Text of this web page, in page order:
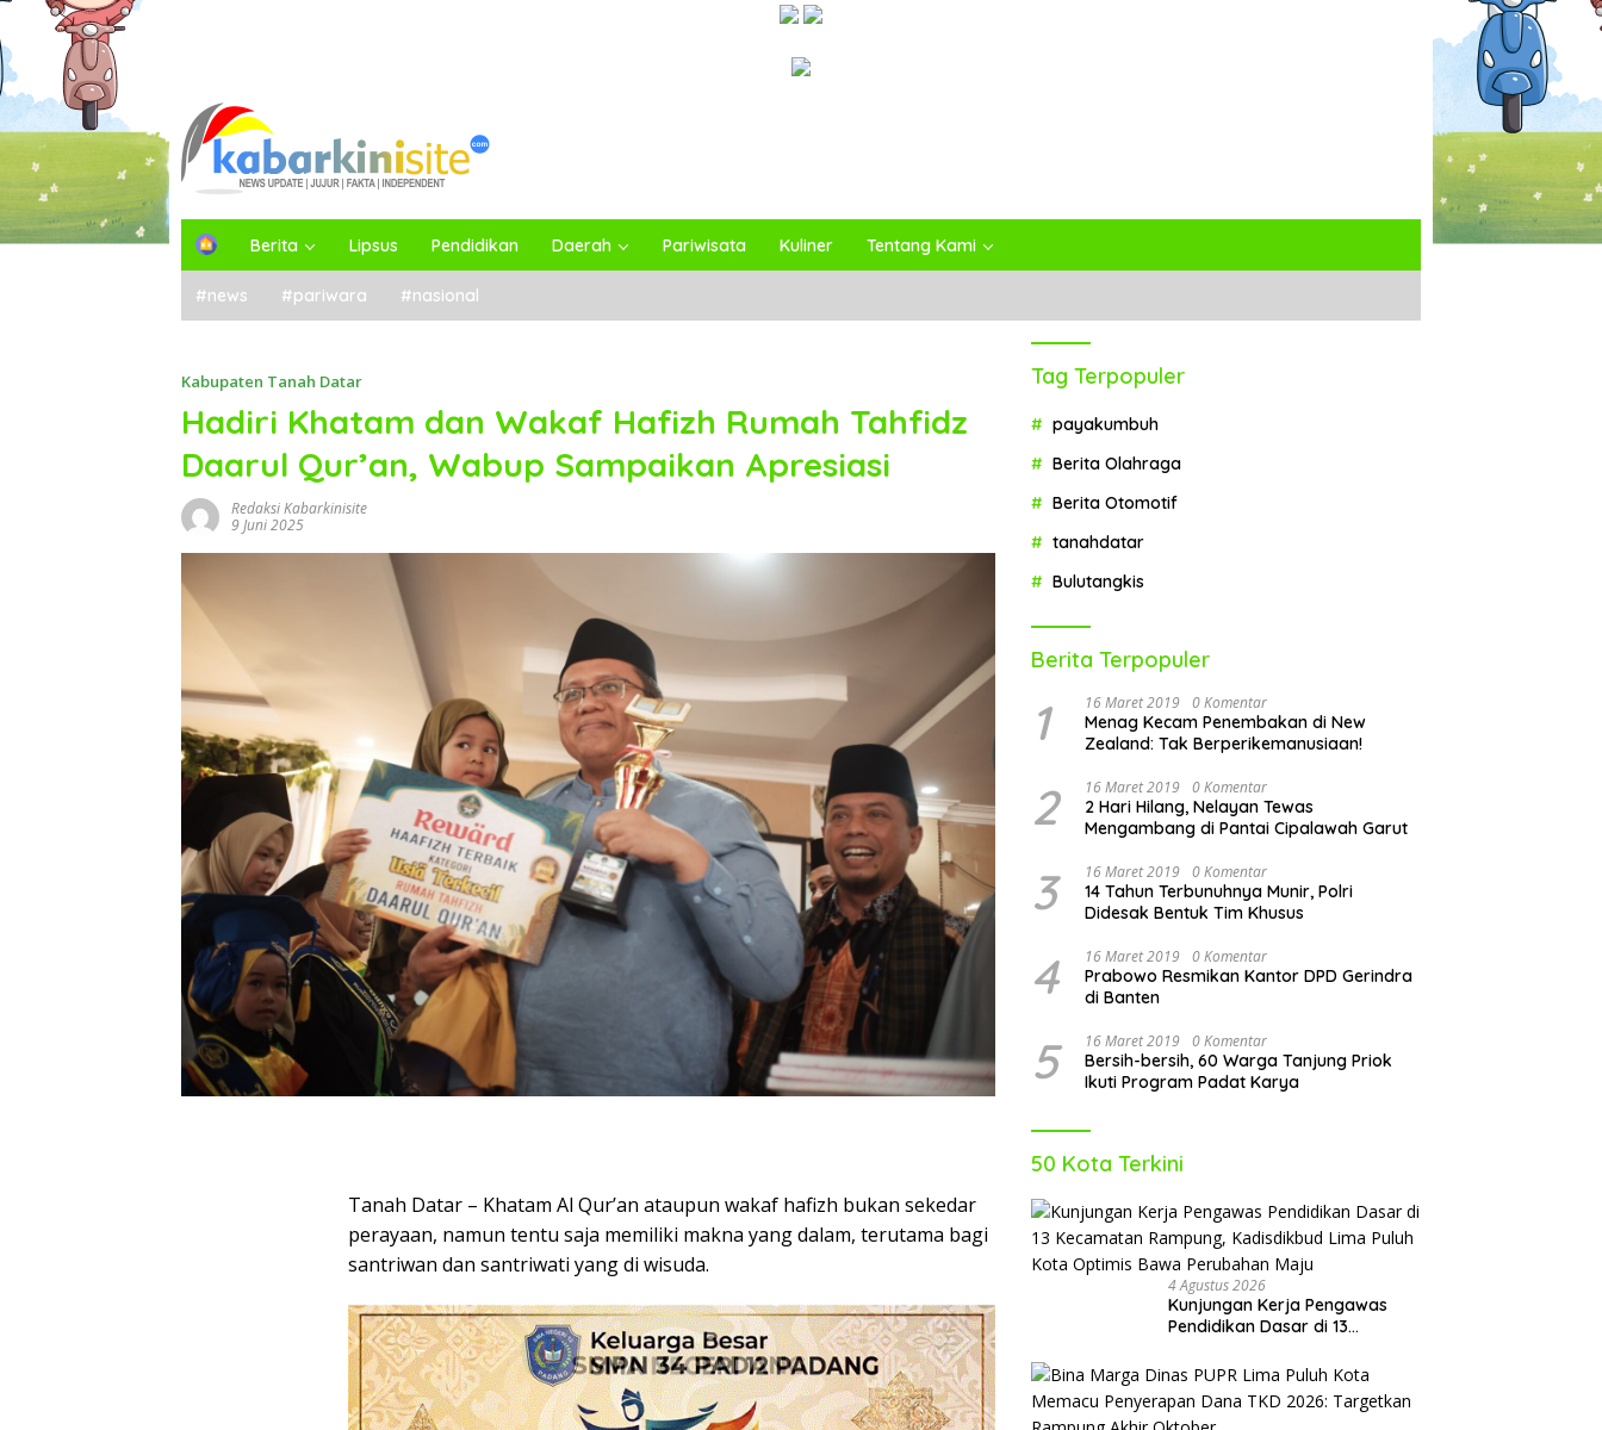
H
e
Berita Lipsus Pendidikan Daerah Pariwisata Kuliner Tentang Kami
#news #pariwara #nasional
Kabupaten Tanah Datar
Hadiri Khatam dan Wakaf Hafizh Rumah Tahfidz
Daarul Qur’an, Wabup Sampaikan Apresiasi
Redaksi Kabarkinisite
9 Juni 2025
Tanah Datar – Khatam Al Qur’an ataupun wakaf hafizh bukan sekedar
perayaan, namun tentu saja memiliki makna yang dalam, terutama bagi
santriwan dan santriwati yang di wisuda.
Tag Terpopuler
payakumbuh
Berita Olahraga
Berita Otomotif
tanahdatar
Bulutangkis
Berita Terpopuler
1 16 Maret 2019 0 Komentar
Menag Kecam Penembakan di New
Zealand: Tak Berperikemanusiaan!
2 16 Maret 2019 0 Komentar
2 Hari Hilang, Nelayan Tewas
Mengambang di Pantai Cipalawah Garut
3 16 Maret 2019 0 Komentar
14 Tahun Terbunuhnya Munir, Polri
Didesak Bentuk Tim Khusus
4 16 Maret 2019 0 Komentar
Prabowo Resmikan Kantor DPD Gerindra
di Banten
5 16 Maret 2019 0 Komentar
Bersih-bersih, 60 Warga Tanjung Priok
Ikuti Program Padat Karya
50 Kota Terkini
4 Agustus 2026
Kunjungan Kerja Pengawas
Pendidikan Dasar di 13
Kadisdikbud Lima Puluh Kota
Optimis Bawa Perubahan Maju